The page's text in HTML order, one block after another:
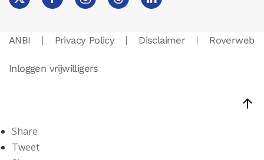
ANBI Privacy Policy Disclaimer Roverweb
Inloggen vrijwilligers
Share
Tweet